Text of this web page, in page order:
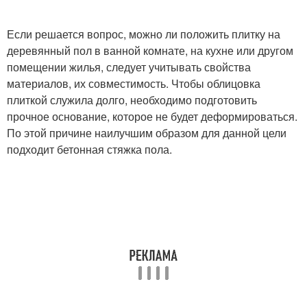
Если решается вопрос, можно ли положить плитку на
деревянный пол в ванной комнате, на кухне или другом
помещении жилья, следует учитывать свойства
материалов, их совместимость. Чтобы облицовка
плиткой служила долго, необходимо подготовить
прочное основание, которое не будет деформироваться.
По этой причине наилучшим образом для данной цели
подходит бетонная стяжка пола.